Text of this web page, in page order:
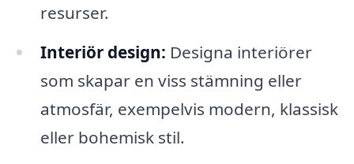
resurser.
Interiör design: Designa interiörer
som skapar en viss stämning eller
atmosfär, exempelvis modern, klassisk
eller bohemisk stil.